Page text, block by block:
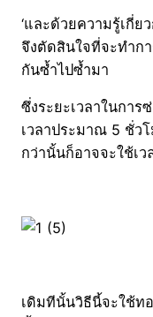
‘และด้วยความรู้เกี่
จึงตัดสินใจที่จะทำก
กันซ้ำไปซ้ำมา
ซึ่งระยะเวลาในกา
เวลาประมาณ 5 ชั่ว
กว่านั้นก็อาจจะใช้เว
เดิมทีนั้นวิธีนี้จะใช้ท